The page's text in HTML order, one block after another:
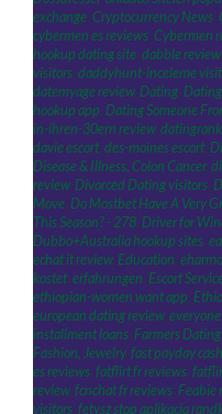
exchange, Cryptocurrency News,
cybermen es reviews, Cybermen
hookup dating site, dabble review,
visitors, daddyhunt-inceleme
datemyage review, Dating,
hookup app, Dating Someone
in-ihren-30ern review,
davie escort, des-moines escort,
Disease & Illness, Colon Cancer,
review, Divorced Dating visitors,
Move, Do Mostbet Have A Very
This Season? - 278, Driver for
Dubbo+Australia hookup sites,
echat it review, Education,
kostet, erfahrungen, Escort
ethiopian-women want app,
european dating review,
installment loans, Farmers
Fashion, Jewelry, fast payday
es reviews, fatflirt fr reviews,
review, fcnchat fr reviews, Feabie
visitors, fetysz stop aplikacja